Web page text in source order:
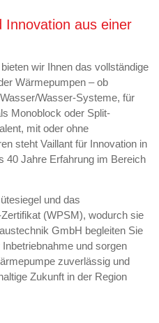
Innovation aus einer
wir Ihnen das vollständige
Wärmepumpen – ob
Wasser-Systeme, für
Monoblock oder Split-
mit oder ohne
steht Vaillant für Innovation in
40 Jahre Erfahrung im Bereich
und das
(WPSM), wodurch sie
GmbH begleiten Sie
und sorgen
zuverlässig und
Zukunft in der Region